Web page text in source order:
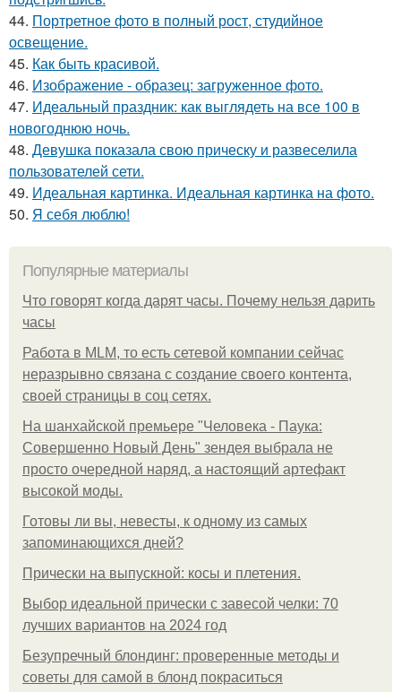
44. Портретное фото в полный рост, студийное
освещение.
45. Как быть красивой.
46. Изображение - образец: загруженное фото.
47. Идеальный праздник: как выглядеть на все 100 в
новогоднюю ночь.
48. Девушка показала свою прическу и развеселила
пользователей сети.
49. Идеальная картинка. Идеальная картинка на фото.
50. Я себя люблю!
Популярные материалы
Что говорят когда дарят часы. Почему нельзя дарить
часы
Работа в MLM, то есть сетевой компании сейчас
неразрывно связана с создание своего контента,
своей страницы в соц сетях.
На шанхайской премьере "Человека - Паука:
Совершенно Новый День" зендея выбрала не
просто очередной наряд, а настоящий артефакт
высокой моды.
Готовы ли вы, невесты, к одному из самых
запоминающихся дней?
Прически на выпускной: косы и плетения.
Выбор идеальной прически с завесой челки: 70
лучших вариантов на 2024 год
Безупречный блондинг: проверенные методы и
советы для самой в блонд покраситься